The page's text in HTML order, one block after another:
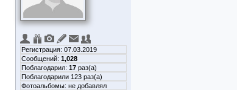
Регистрация: 07.03.2019
Сообщений: 1,028
Поблагодарил: 17 раз(а)
Поблагодарили 123 раз(а)
Фотоальбомы: не добавлял